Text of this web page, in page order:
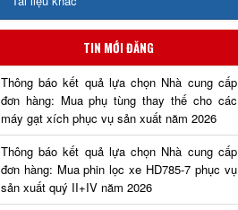
TIN MỚI ĐĂNG
Thông báo kết quả lựa chọn Nhà cung cấp
đơn hàng: Mua phụ tùng thay thế cho các
máy gạt xích phục vụ sản xuất năm 2026
Thông báo kết quả lựa chọn Nhà cung cấp
đơn hàng: Mua phin lọc xe HD785-7 phục vụ
sản xuất quý II+IV năm 2026